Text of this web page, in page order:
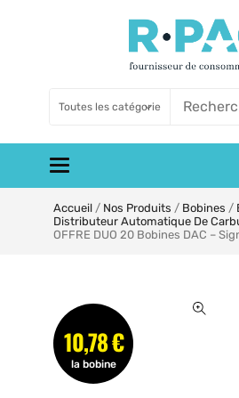
Toggle navigation
Accueil / Nos Produits / Bobines /
Distributeur Automatique De
OFFRE DUO 20 Bobines DAC –
10,78 €
la bobine